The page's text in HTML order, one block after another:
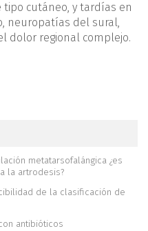
cutáneo, y tardías en
neuropatías del sural,
dolor regional complejo.
metatarsofalángica ¿es
la artrodesis?
de la clasificación de
antibióticos